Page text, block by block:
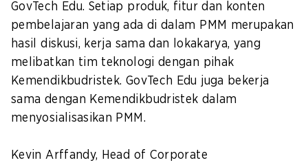
GovTech Edu. Setiap produk, fitur dan konten
pembelajaran yang ada di dalam PMM merupakan
hasil diskusi, kerja sama dan lokakarya, yang
melibatkan tim teknologi dengan pihak
Kemendikbudristek. GovTech Edu juga bekerja
sama dengan Kemendikbudristek dalam
menyosialisasikan PMM.
Kevin Arffandy, Head of Corporate